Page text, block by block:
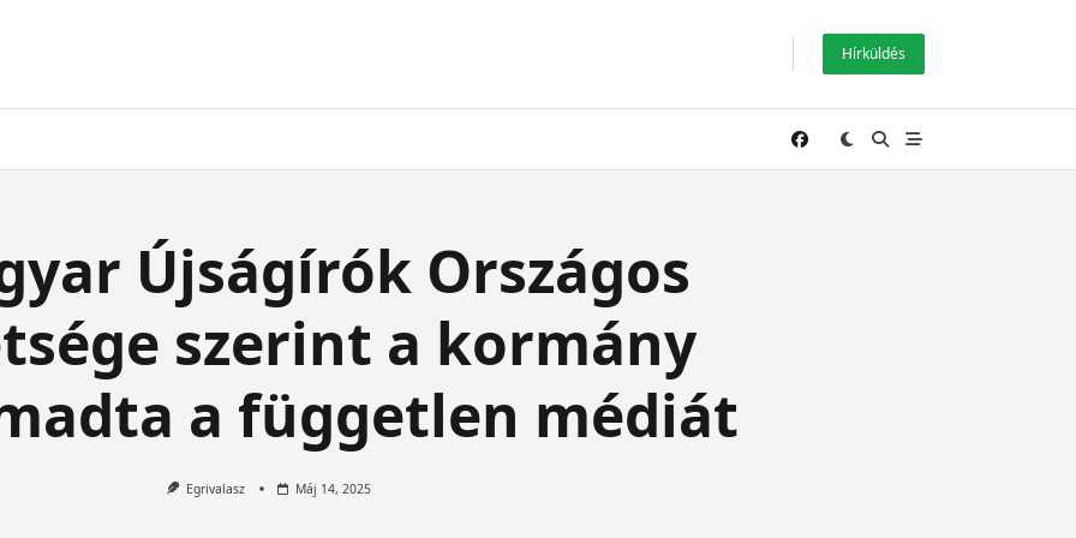
Hírküldés
Újságírók Országos
szerint a kormány
a független médiát
Egrivalasz Máj 14, 2025